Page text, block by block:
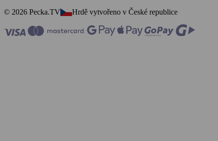
© 2026 Pecka.TV
Hrdě vytvořeno v České republice